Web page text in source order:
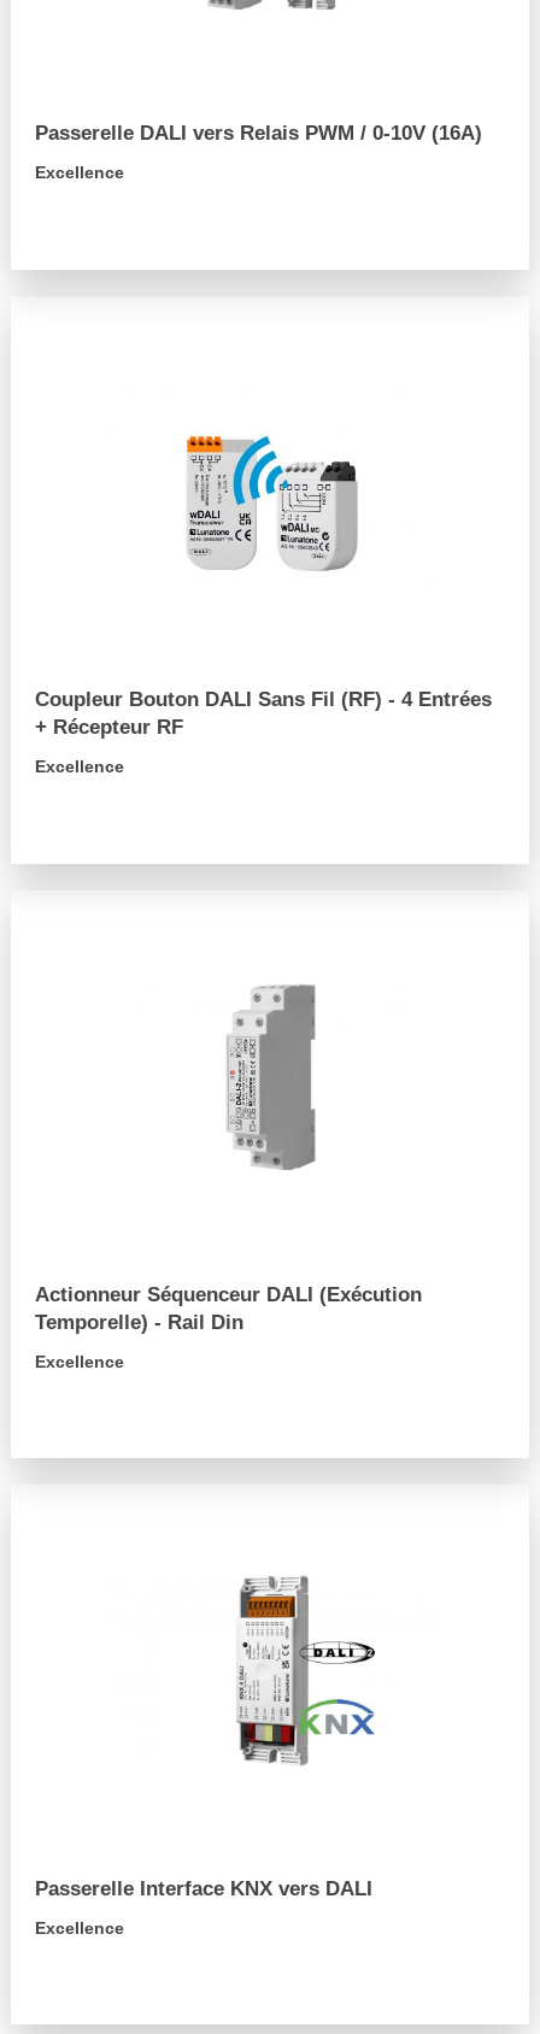
Passerelle DALI vers Relais PWM / 0-10V (16A)
Excellence
Coupleur Bouton DALI Sans Fil (RF) - 4 Entrées
+ Récepteur RF
Excellence
Actionneur Séquenceur DALI (Exécution
Temporelle) - Rail Din
Excellence
Passerelle Interface KNX vers DALI
Excellence